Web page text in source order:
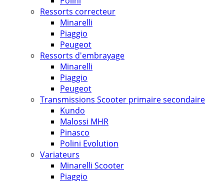
Ressorts correcteur
Minarelli
Piaggio
Peugeot
Ressorts d'embrayage
Minarelli
Piaggio
Peugeot
Transmissions Scooter primaire secondaire
Kundo
Malossi MHR
Pinasco
Polini Evolution
Variateurs
Minarelli Scooter
Piaggio